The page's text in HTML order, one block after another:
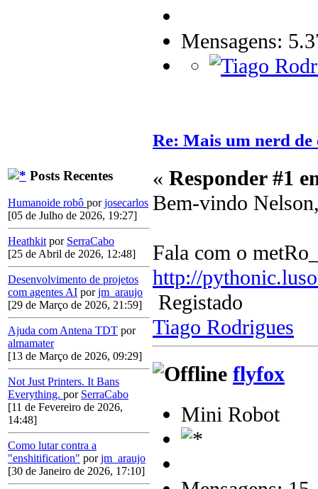
Posts Recentes
Humanoide robô porjosecarlos
[05 de Julho de 2026, 19:27]
Heathkit por SerraCabo
[25 de Abril de 2026, 12:48]
Desenvolvimento de projetos
com agentes AI porjm_araujo
[29 de Março de 2026, 21:59]
Ajuda com Antena TDT por
almamater
[13 de Março de 2026, 09:29]
Not Just Printers. It Bans
Everything. por SerraCabo
[11 de Fevereiro de 2026,
14:48]
Como lutar contra a
"enshitification" porjm_araujo
[30 de Janeiro de 2026, 17:10]
Mensagens:
Re: Mais um nerd de
« Responder #1
Bem-vindo
Fala com o
http://
Registado
Tiago Rodrigues
flyfox
Mini Robot